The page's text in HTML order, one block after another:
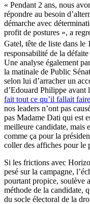
« Pendant 2 ans, nous
répondre au besoin
démarche avec
profit de postures », a
Gatel, tête de liste dans le
responsabilité de la
Une analyse également
la matinale de Public
selon lui d’arracher un
d’Edouard Philippe avant
fait tout ce qu’il fallait
nos leaders n’ont pas
pas Madame Dati qui est
meilleure candidate, mais
comme ça pour la
coller des affiches pour le
Si les frictions avec
pesé sur la campagne,
pourtant propice, soulève
méthode de la candidate,
du socle électoral de la